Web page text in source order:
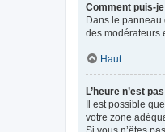
Comment puis-
Dans le panneau
des modérateurs
Haut
L’heure n’est
Il est possible
votre zone